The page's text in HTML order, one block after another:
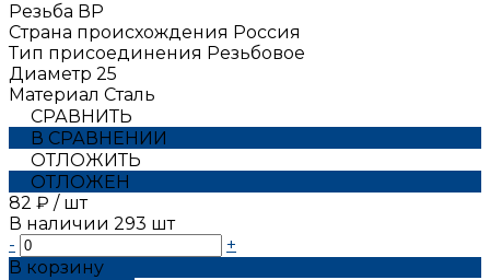
Резьба ВР
Страна происхождения Россия
Тип присоединения Резьбовое
Диаметр 25
Материал Сталь
СРАВНИТЬ
В СРАВНЕНИИ
ОТЛОЖИТЬ
ОТЛОЖЕН
82 ₽ / шт
В наличии 293 шт
-
+
В корзину